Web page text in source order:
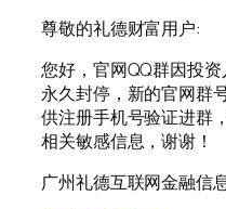
尊敬的礼德财富用户:
您好，官网QQ群因投
永久封停，新的官网群
供注册手机号验证进群
相关敏感信息，谢谢！
广州礼德互联网金融信